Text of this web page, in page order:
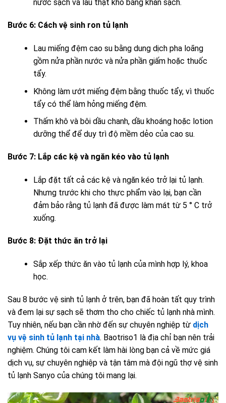
nước sạch và lau thật khô bằng khăn sạch.
Bước 6: Cách vệ sinh ron tủ lạnh
Lau miếng đệm cao su bằng dung dịch pha loãng
gồm nửa phần nước và nửa phần giấm hoặc thuốc
tẩy.
Không làm ướt miếng đệm bằng thuốc tẩy, vì thuốc
tẩy có thể làm hỏng miếng đệm.
Thấm khô và bôi dầu chanh, dầu khoáng hoặc lotion
dưỡng thể để duy trì độ mềm dẻo của cao su.
Bước 7: Lắp các kệ và ngăn kéo vào tủ lạnh
Lắp đặt tất cả các kệ và ngăn kéo trở lại tủ lạnh.
Nhưng trước khi cho thực phẩm vào lại, bạn cần
đảm bảo rằng tủ lạnh đã được làm mát từ 5 ° C trở
xuống.
Bước 8: Đặt thức ăn trở lại
Sắp xếp thức ăn vào tủ lạnh của mình hợp lý, khoa
học.
Sau 8 bước vệ sinh tủ lạnh ở trên, bạn đã hoàn tất quy trình
và đem lại sự sạch sẽ thơm tho cho chiếc tủ lạnh nhà mình.
Tuy nhiên, nếu bạn cần nhờ đến sự chuyên nghiệp từ dịch
vụ vệ sinh tủ lạnh tại nhà. Baotriso1 là địa chỉ bạn nên trải
nghiệm. Chúng tôi cam kết làm hài lòng bạn cả về mức giá
dịch vụ, sự chuyên nghiệp và tận tâm mà đội ngũ thợ vệ sinh
tủ lạnh Sanyo của chúng tôi mang lại.